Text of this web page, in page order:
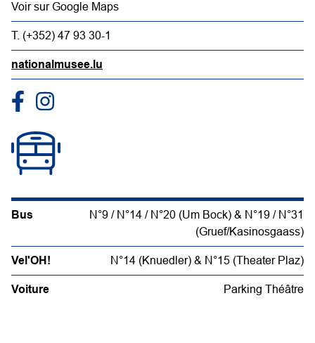
Voir sur Google Maps
T. (+352) 47 93 30-1
nationalmusee.lu
Bus
N°9 / N°14 / N°20 (Um Bock) & N°19 / N°31
(Gruef/Kasinosgaass)
Vel'OH! N°14 (Knuedler) & N°15 (Theater Plaz)
Voiture Parking Théâtre